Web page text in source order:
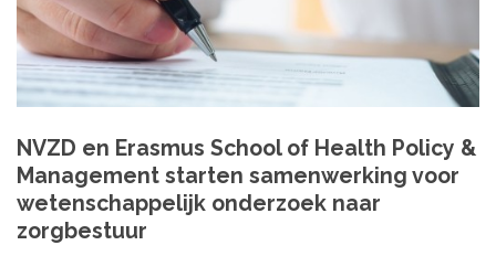
NVZD en Erasmus School of Health Policy &
Management starten samenwerking voor
wetenschappelijk onderzoek naar
zorgbestuur